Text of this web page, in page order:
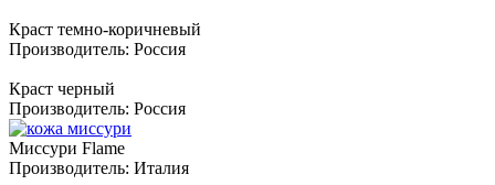
Краст темно-коричневый
Производитель: Россия
Краст черный
Производитель: Россия
Миссури Flame
Производитель: Италия